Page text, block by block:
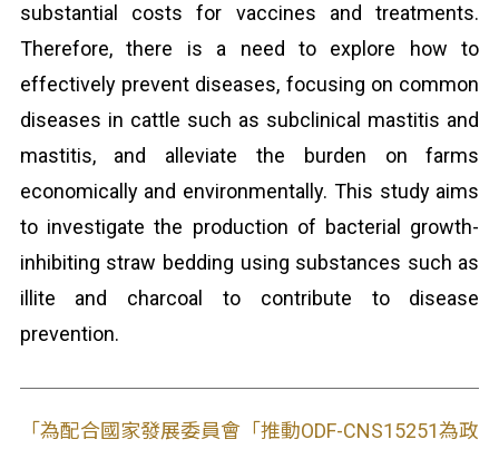
substantial costs for vaccines and treatments.
Therefore, there is a need to explore how to
effectively prevent diseases, focusing on common
diseases in cattle such as subclinical mastitis and
mastitis, and alleviate the burden on farms
economically and environmentally. This study aims
to investigate the production of bacterial growth-
inhibiting straw bedding using substances such as
illite and charcoal to contribute to disease
prevention.
「為配合國家發展委員會「推動ODF-CNS15251為政